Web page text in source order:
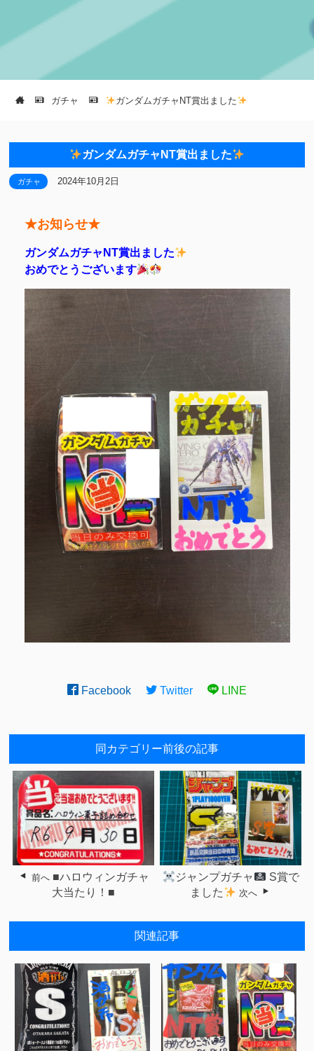
ガチャ ガンダムガチャNT賞出ました
ガンダムガチャNT賞出ました
ガチャ 2024年10月2日
★お知らせ★
ガンダムガチャNT賞出ました
おめでとうございます
Facebook Twitter LINE
同カテゴリー前後の記事
前へ ■ハロウィンガチャ
大当たり！■
ジャンプガチャ
S賞で
ました
次へ
関連記事